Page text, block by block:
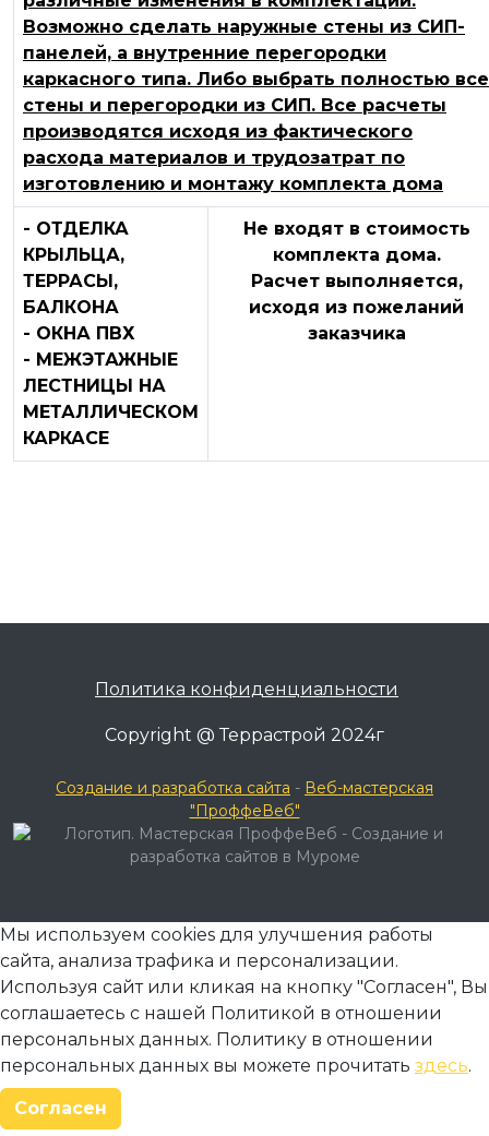
Возможно сделать наружные стены из СИП-
панелей, а внутренние перегородки
каркасного типа. Либо выбрать полностью все
стены и перегородки из СИП. Все расчеты
производятся исходя из фактического
расхода материалов и трудозатрат по
изготовлению и монтажу комплекта дома
- ОТДЕЛКА
КРЫЛЬЦА,
ТЕРРАСЫ,
БАЛКОНА
- ОКНА ПВХ
- МЕЖЭТАЖНЫЕ
ЛЕСТНИЦЫ НА
МЕТАЛЛИЧЕСКОМ
КАРКАСЕ
Не входят в стоимость
комплекта дома.
Расчет выполняется,
исходя из пожеланий
заказчика
Политика конфиденциальности
Copyright @ Террастрой 2024г
Создание и разработка сайта - Веб-мастерская
"ПроффеВеб"
Мы используем cookies для улучшения работы
сайта, анализа трафика и персонализации.
Используя сайт или кликая на кнопку "Согласен", Вы
соглашаетесь с нашей Политикой в отношении
персональных данных. Политику в отношении
персональных данных вы можете прочитать здесь.
Согласен